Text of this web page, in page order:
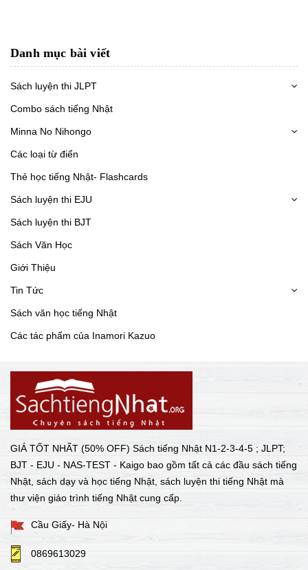
Danh mục bài viết
Sách luyện thi JLPT
Combo sách tiếng Nhật
Minna No Nihongo
Các loại từ điển
Thẻ học tiếng Nhật- Flashcards
Sách luyện thi EJU
Sách luyện thi BJT
Sách Văn Học
Giới Thiệu
Tin Tức
Sách văn học tiếng Nhật
Các tác phẩm của Inamori Kazuo
GIÁ TỐT NHẤT (50% OFF) Sách tiếng Nhật N1-2-3-4-5 ; JLPT;
BJT - EJU - NAS-TEST - Kaigo bao gồm tất cả các đầu sách tiếng
Nhật, sách dạy và học tiếng Nhật, sách luyện thi tiếng Nhật mà
thư viện giáo trình tiếng Nhật cung cấp.
Cầu Giấy- Hà Nội
0869613029